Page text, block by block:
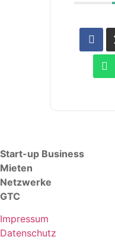
Start-up Business
Mieten
Netzwerke
GTC
Impressum
Datenschutz